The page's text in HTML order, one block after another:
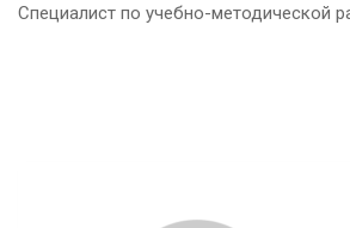
Специалист по учебно-методической